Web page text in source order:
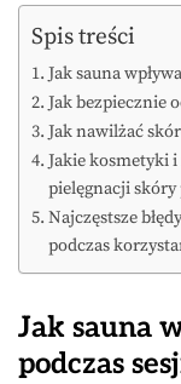
Spis treści
Jak sauna
Jak bezpiecznie
Jak nawilżać
Jakie kosmetyki
pielęgnacji skóry
Najczęstsze
podczas
Jak sauna
podczas